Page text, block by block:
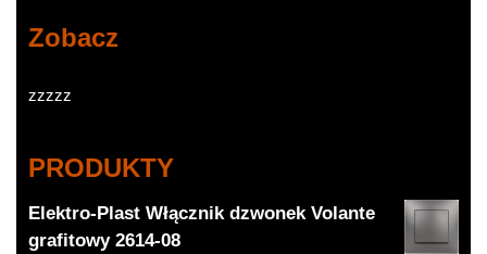
Zobacz
zzzzz
PRODUKTY
Elektro-Plast Włącznik dzwonek Volante
grafitowy 2614-08